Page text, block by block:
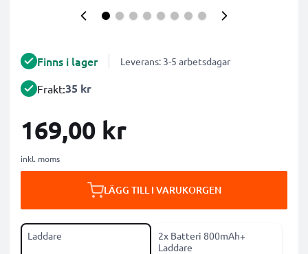
Finns i lager Leverans: 3-5 arbetsdagar
Frakt:35 kr
169,00 kr
inkl. moms
LÄGG TILL I VARUKORGEN
Laddare
2x Batteri 800mAh+
Laddare